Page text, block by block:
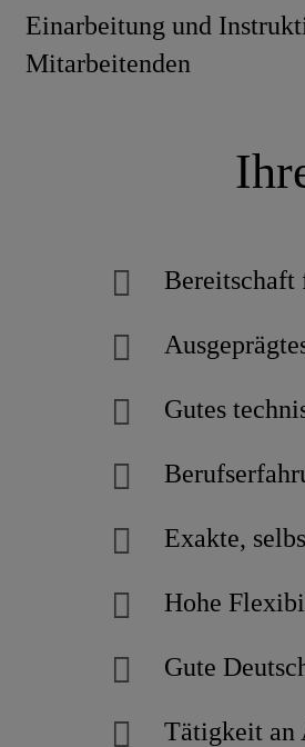
Einarbeitung und
Mitarbeitenden
Bereitschaft
Gutes
Exakte,
Hohe
Gute
Tätigkeit an